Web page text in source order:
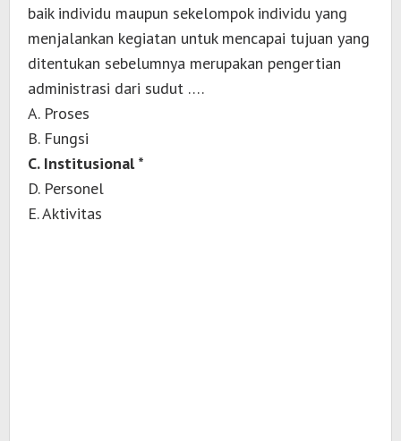
baik individu maupun sekelompok individu yang
menjalankan kegiatan untuk mencapai tujuan yang
ditentukan sebelumnya merupakan pengertian
administrasi dari sudut ….
A. Proses
B. Fungsi
C. Institusional *
D. Personel
E. Aktivitas